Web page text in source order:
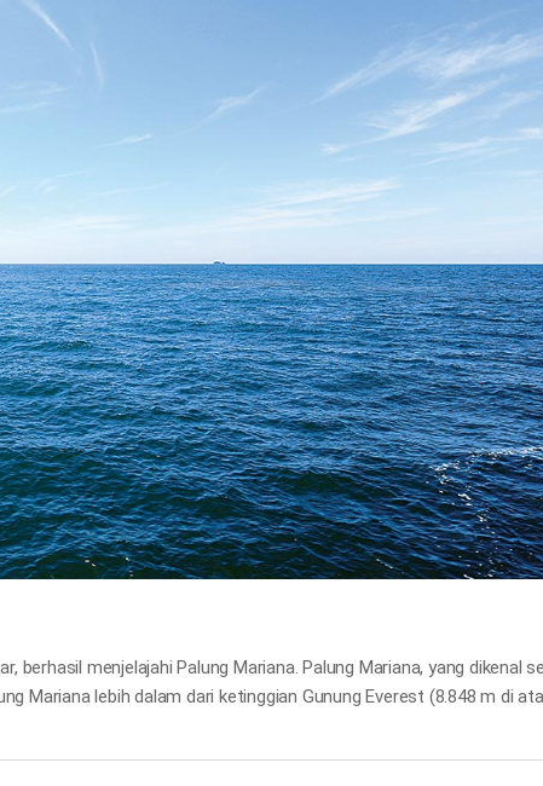
menjelajahi Palung Mariana. Palung Mariana, yang dikenal
Mariana lebih dalam dari ketinggian Gunung Everest (8.848 m di
disebabkan oleh tekanan yang tinggi, suhu air yang dingin, dan